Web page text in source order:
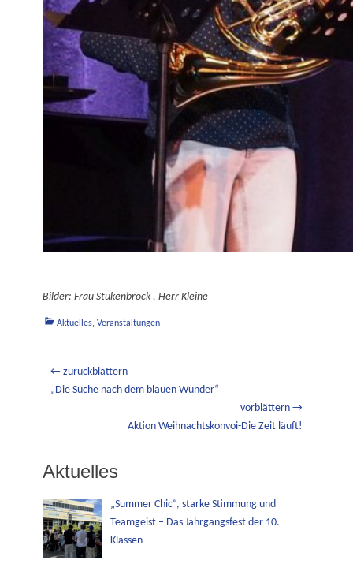
Bilder: Frau Stukenbrock , Herr Kleine
Kategorien
Aktuelles, Veranstaltungen
Beitragsnavigation
← zurückblättern
Vorheriger
„Die Suche nach dem blauen Wunder“
vorblättern →
Aktion Weihnachtskonvoi-Die Zeit läuft!
Aktuelles
„Summer Chic“, starke Stimmung und
Teamgeist – Das Jahrgangsfest der 10.
Klassen